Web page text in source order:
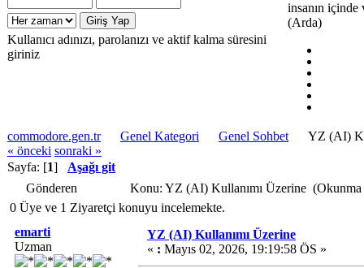
Kullanıcı adınızı, parolanızı ve aktif kalma süresini
giriniz
insanın içinde
(Arda)
commodore.gen.tr Genel Kategori Genel Sohbet
YZ (AI)
« önceki sonraki »
Sayfa: [1] Aşağı git
Gönderen
Konu: YZ (AI) Kullanımı Üzerine (Okunma
0 Üye ve 1 Ziyaretçi konuyu incelemekte.
emarti
Uzman
YZ (AI) Kullanımı Üzerine
« : Mayıs 02, 2026, 19:19:58 ÖS »